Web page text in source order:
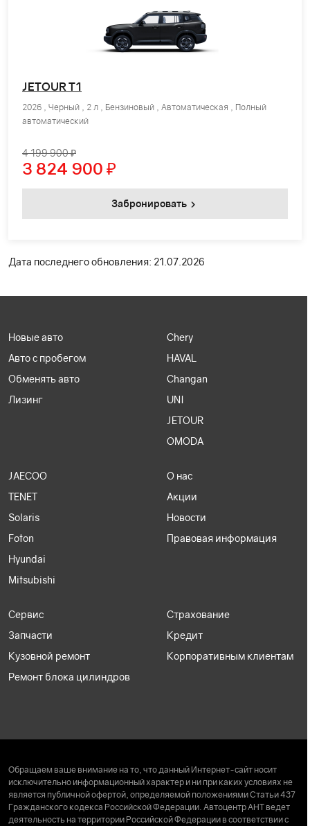
JETOUR T1
2026 , Черный , 2 л , Бензиновый , Автоматическая , Полный
автоматический
4 199 900 ₽
3 824 900 ₽
Забронировать
Дата последнего обновления: 21.07.2026
Новые авто
Авто с пробегом
Обменять авто
Лизинг
Chery
HAVAL
Changan
UNI
JETOUR
OMODA
JAECOO
TENET
Solaris
Foton
Hyundai
Mitsubishi
О нас
Акции
Новости
Правовая информация
Сервис
Запчасти
Кузовной ремонт
Ремонт блока цилиндров
Страхование
Кредит
Корпоративным клиентам
Обращаем ваше внимание на то, что данный Интернет-сайт носит
исключительно информационный характер и ни при каких условиях не
является публичной офертой, определяемой положениями Статьи 437
Гражданского кодекса Российской Федерации. Автоцентр АНТ ведет
деятельность на территории Российской Федерации в соответствии с